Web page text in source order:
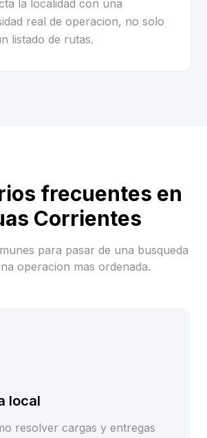
la localidad con una
real de operacion, no solo
listado de rutas.
frecuentes en
Corrientes
para pasar de una busqueda
operacion mas ordenada.
local
resolver cargas y entregas